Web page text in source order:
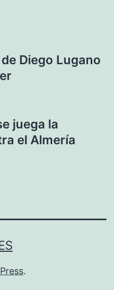
Diego Lugano
juega la
el Almería
.